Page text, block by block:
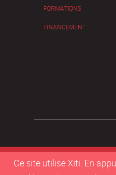
Ce site utilise Xiti. En
FORMATIONS
FINANCEMENT